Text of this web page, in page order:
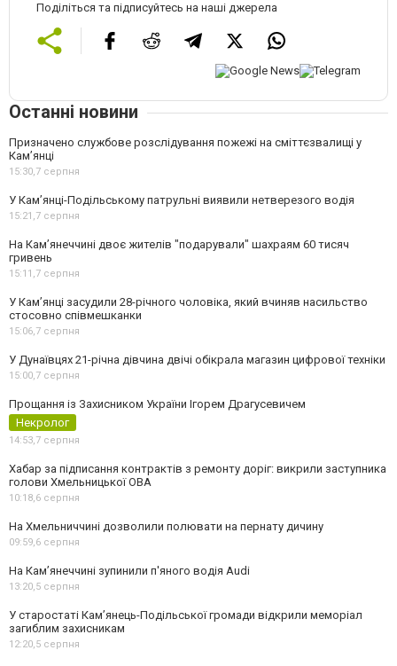
Поділіться та підписуйтесь на наші джерела
Останні новини
Призначено службове розслідування пожежі на сміттєзвалищі у
Кам’янці
15:30,7 серпня
У Кам’янці-Подільському патрульні виявили нетверезого водія
15:21,7 серпня
На Камʼянеччині двоє жителів "подарували" шахраям 60 тисяч
гривень
15:11,7 серпня
У Камʼянці засудили 28-річного чоловіка, який вчиняв насильство
стосовно співмешканки
15:06,7 серпня
У Дунаївцях 21-річна дівчина двічі обікрала магазин цифрової техніки
15:00,7 серпня
Прощання із Захисником України Ігорем Драгусевичем
Некролог
14:53,7 серпня
Хабар за підписання контрактів з ремонту доріг: викрили заступника
голови Хмельницької ОВА
10:18,6 серпня
На Хмельниччині дозволили полювати на пернату дичину
09:59,6 серпня
На Камʼянеччині зупинили п'яного водія Audi
13:20,5 серпня
У старостаті Кам’янець-Подільської громади відкрили меморіал
загиблим захисникам
12:20,5 серпня